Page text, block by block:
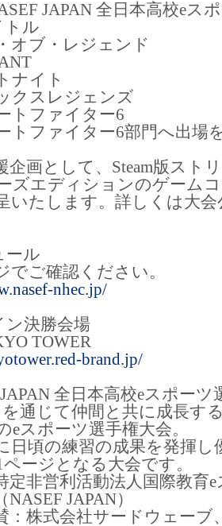
JAPAN 全日本高校eス
トル
オブ・レジェンド
ナイト
クスレジェンズ
トファイター6
トファイター6部門へ出場
企画として、Steam版スト
ズエディションのゲーム
いたします。詳しくは大
ール
でご確認ください。
nhec.jp/
ン決勝会場
TOWER
brand.jp/
JAPAN 全日本高校eスポー
通じて仲間と共に成長す
eスポーツ選手権大会。
日頃の練習の成果を発揮し
ージとなる大会です。
定非営利活動法人国際教
NASEF JAPAN）
：株式会社サードウェーブ